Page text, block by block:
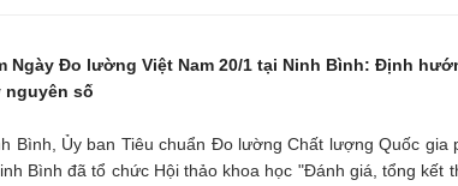
Ngày Đo lường Việt Nam 20/1 tại Ninh Bình: Định
số
Bình, Ủy ban Tiêu chuẩn Đo lường Chất lượng Quốc gia
Bình đã tổ chức Hội thảo khoa học "Đánh giá, tổng kết